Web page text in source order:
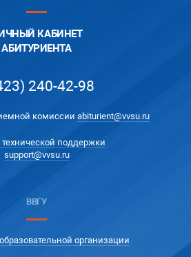
КАБИНЕТ
АБИТУРИЕНТА
240-42-98
комиссии abiturient@vvsu.ru
поддержки
support@vvsu.ru
ВВГУ
организации